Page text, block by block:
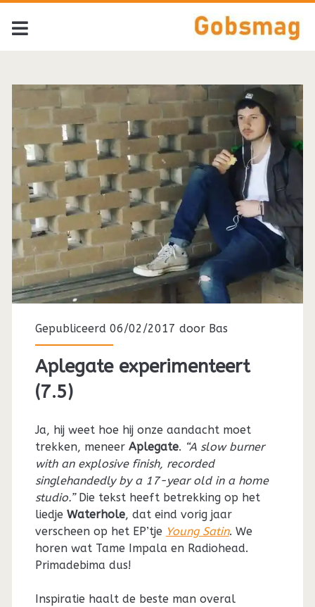
Tag:
<span>Tame
Impala</span>
Gepubliceerd 06/02/2017 door Bas
Aplegate experimenteert
(7.5)
Ja, hij weet hoe hij onze aandacht moet
trekken, meneer Aplegate. “A slow burner
with an explosive finish, recorded
singlehandedly by a 17-year old in a home
studio.” Die tekst heeft betrekking op het
liedje Waterhole, dat eind vorig jaar
verscheen op het EP’tje Young Satin. We
horen wat Tame Impala en Radiohead.
Primadebima dus!
Inspiratie haalt de beste man overal